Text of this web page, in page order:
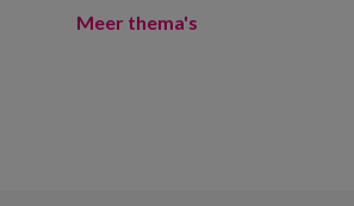
Meer thema's